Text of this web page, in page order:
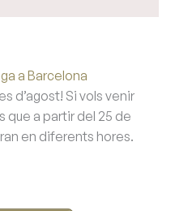
a Barcelona
d’agost! Si vols venir
que a partir del 25 de
en diferents hores.